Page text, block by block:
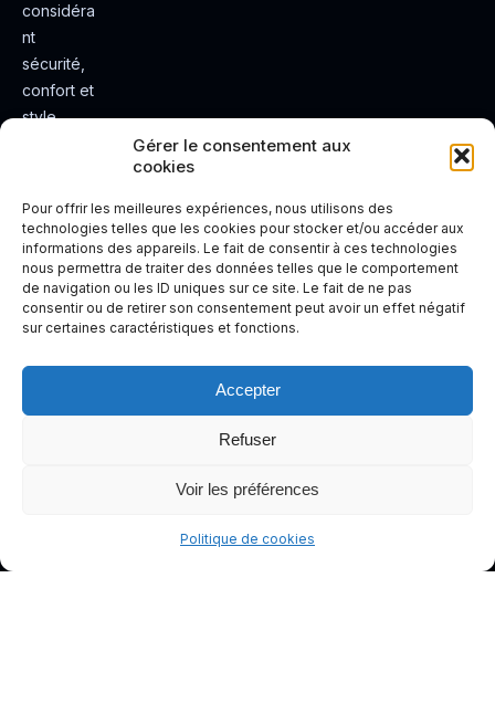
Gérer le consentement aux
cookies
Pour offrir les meilleures expériences, nous utilisons des
technologies telles que les cookies pour stocker et/ou accéder aux
informations des appareils. Le fait de consentir à ces technologies
nous permettra de traiter des données telles que le comportement
de navigation ou les ID uniques sur ce site. Le fait de ne pas
consentir ou de retirer son consentement peut avoir un effet négatif
sur certaines caractéristiques et fonctions.
Accepter
Refuser
Voir les préférences
Politique de cookies
considéra
nt
sécurité,
confort et
style.
e de
conduite
plus sûre
et plus
agréable.